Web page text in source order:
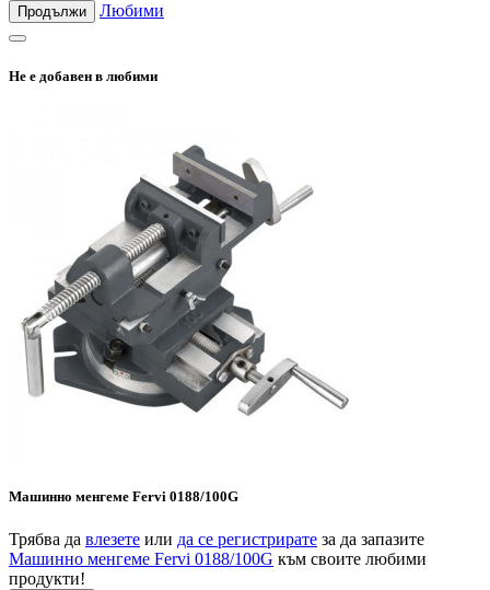
Продължи Любими
Не е добавен в любими
Машинно менгеме Fervi 0188/100G
Трябва да влезете или да се регистрирате за да запазите
Машинно менгеме Fervi 0188/100G към своите любими
продукти!